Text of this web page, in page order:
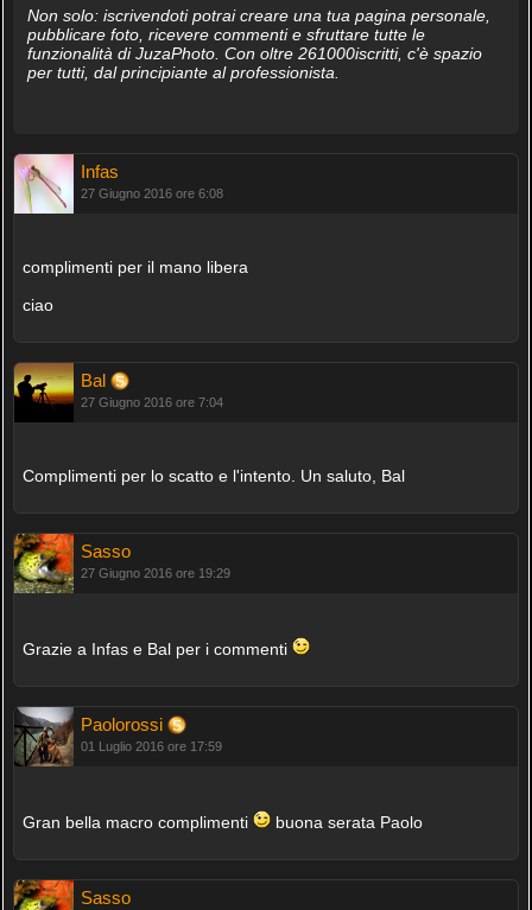
Non solo: iscrivendoti potrai creare una tua pagina personale,
pubblicare foto, ricevere commenti e sfruttare tutte le
funzionalità di JuzaPhoto. Con oltre 261000iscritti, c'è spazio
per tutti, dal principiante al professionista.
Infas
27 Giugno 2016 ore 6:08
complimenti per il mano libera
ciao
Bal
27 Giugno 2016 ore 7:04
Complimenti per lo scatto e l'intento. Un saluto, Bal
Sasso
27 Giugno 2016 ore 19:29
Grazie a Infas e Bal per i commenti
Paolorossi
01 Luglio 2016 ore 17:59
Gran bella macro complimenti buona serata Paolo
Sasso